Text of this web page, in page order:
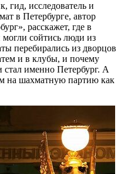
гид, исследователь и
в Петербурге, автор
расскажет, где в
могли сойтись люди из
перебирались из дворцов
и в клубы, и почему
именно Петербург. А
на шахматную партию как